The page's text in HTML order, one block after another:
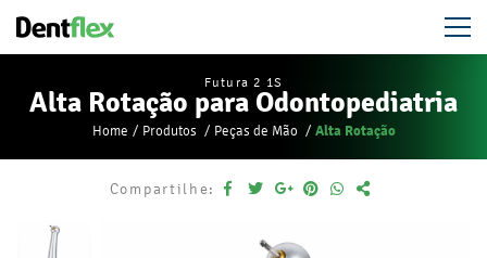
Futura 2 1S
Alta Rotação para Odontopediatria
Home Produtos Peças de Mão Alta Rotação
Compartilhe: